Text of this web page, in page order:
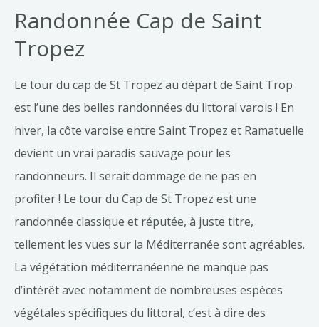
Randonnée Cap de Saint
Tropez
Le tour du cap de St Tropez au départ de Saint Trop
est l’une des belles randonnées du littoral varois ! En
hiver, la côte varoise entre Saint Tropez et Ramatuelle
devient un vrai paradis sauvage pour les
randonneurs. Il serait dommage de ne pas en
profiter ! Le tour du Cap de St Tropez est une
randonnée classique et réputée, à juste titre,
tellement les vues sur la Méditerranée sont agréables.
La végétation méditerranéenne ne manque pas
d’intérêt avec notamment de nombreuses espèces
végétales spécifiques du littoral, c’est à dire des